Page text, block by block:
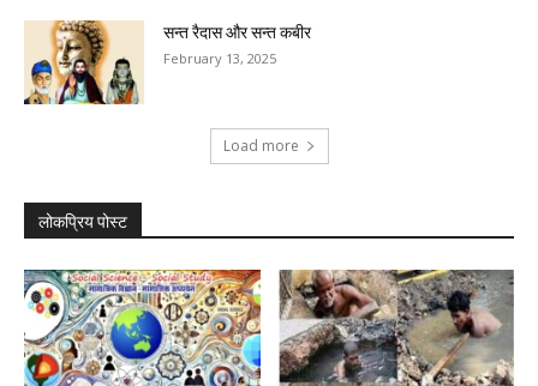
सन्त रैदास और सन्त कबीर
February 13, 2025
Load more
लोकप्रिय पोस्ट